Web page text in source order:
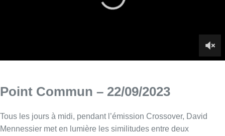
Point Commun – 22/09/2023
Tous les jours à midi, pendant l’émission Crossover, David
Mennessier met en lumière les similitudes entre deux